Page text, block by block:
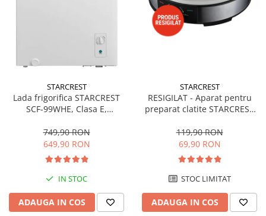
STARCREST
Lada frigorifica STARCREST
SCF-99WHE, Clasa E,
convertibil - functie frigider,
Termostat reglabil, Alb
749,90 RON
649,90 RON
IN STOC
ADAUGA IN COS
STARCREST
RESIGILAT - Aparat pentru
preparat clatite STARCREST
invelis ceramic antiaderent,
30 cm, Inox / Negru
119,90 RON
69,90 RON
STOC LIMITAT
ADAUGA IN COS